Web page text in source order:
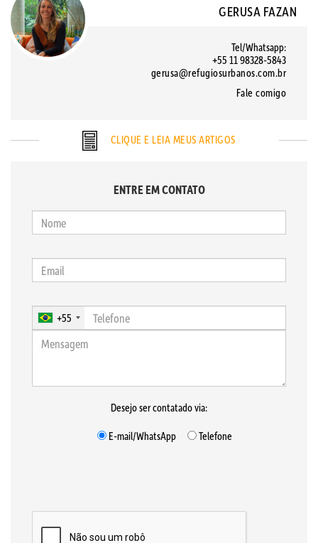
GERUSA FAZAN
Tel/Whatsapp:
+55 11 98328-5843
gerusa@refugiosurbanos.com.br
Fale comigo
CLIQUE E LEIA MEUS ARTIGOS
ENTRE EM CONTATO
+55
Desejo ser contatado via:
E-mail/WhatsApp
Telefone